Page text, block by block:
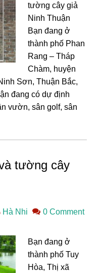
tường cây giả
Ninh Thuận
Bạn đang ở
thành phố Phan
Rang – Tháp
Chàm, huyện
Sơn, Thuận Bắc,
đang có dự định
vườn, sân golf, sân
tường cây
Hà Nhi 0 Comment
Bạn đang ở
thành phố Tuy
Hòa, Thị xã